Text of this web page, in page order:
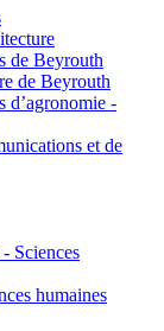
de Beyrouth
de Beyrouth
d’agronomie -
et de
Sciences
humaines